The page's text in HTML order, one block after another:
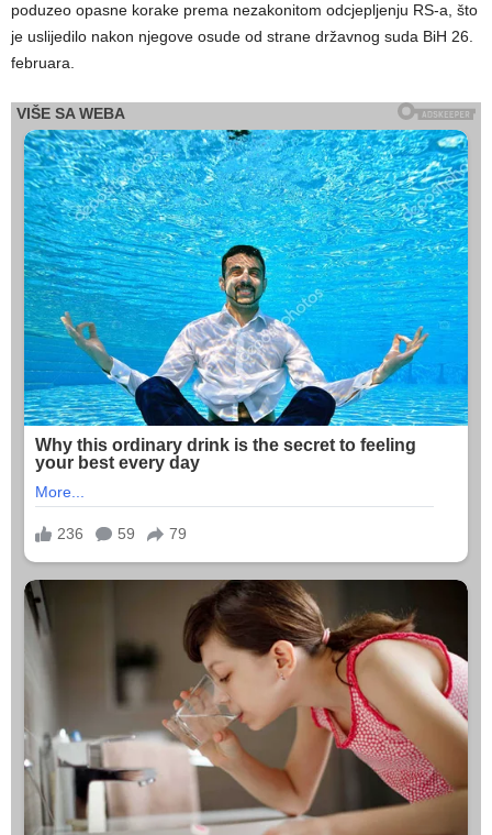
poduzeo opasne korake prema nezakonitom odcjepljenju RS-a, što
je uslijedilo nakon njegove osude od strane državnog suda BiH 26.
februara.